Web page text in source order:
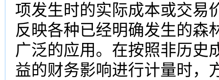
项发生时的实际成本或交易
反映各种已经明确发生的森
广泛的应用。在按照非历史
益的财务影响进行计量时，